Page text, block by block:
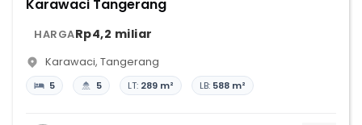
Karawaci Tangerang
HARGARp4,2 miliar
Karawaci, Tangerang
5 5 LT: 289 m² LB: 588 m²